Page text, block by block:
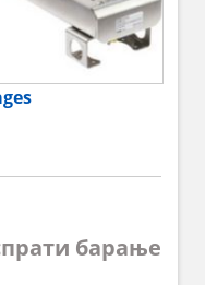
барање